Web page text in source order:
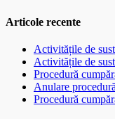
Articole recente
Activitățile de
Activitățile de
Procedură
Anulare
Procedură